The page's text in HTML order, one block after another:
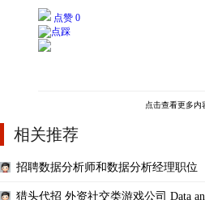
点赞 0
点击查看更多内
相关推荐
招聘数据分析师和数据分析经理职位
猎头代招 外资社交类游戏公司 Data